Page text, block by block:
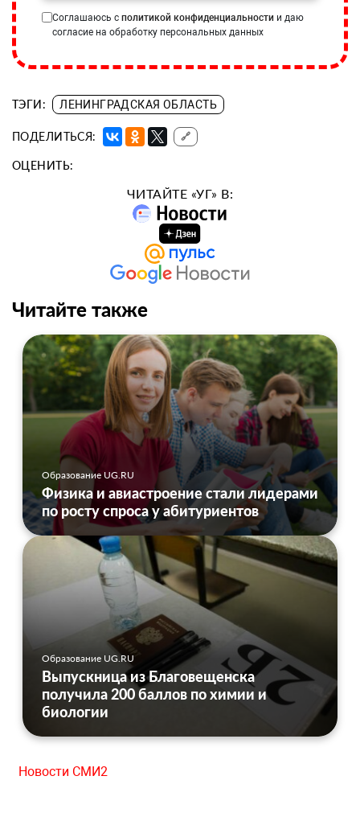
Соглашаюсь с политикой конфиденциальности и даю
согласие на обработку персональных данных
ТЭГИ: ЛЕНИНГРАДСКАЯ ОБЛАСТЬ
ПОДЕЛИТЬСЯ: 🔗
ОЦЕНИТЬ:
ЧИТАЙТЕ «УГ» В:
Читайте также
Образование UG.RU
Физика и авиастроение стали лидерами
по росту спроса у абитуриентов
Образование UG.RU
Выпускница из Благовещенска
получила 200 баллов по химии и
биологии
Новости СМИ2